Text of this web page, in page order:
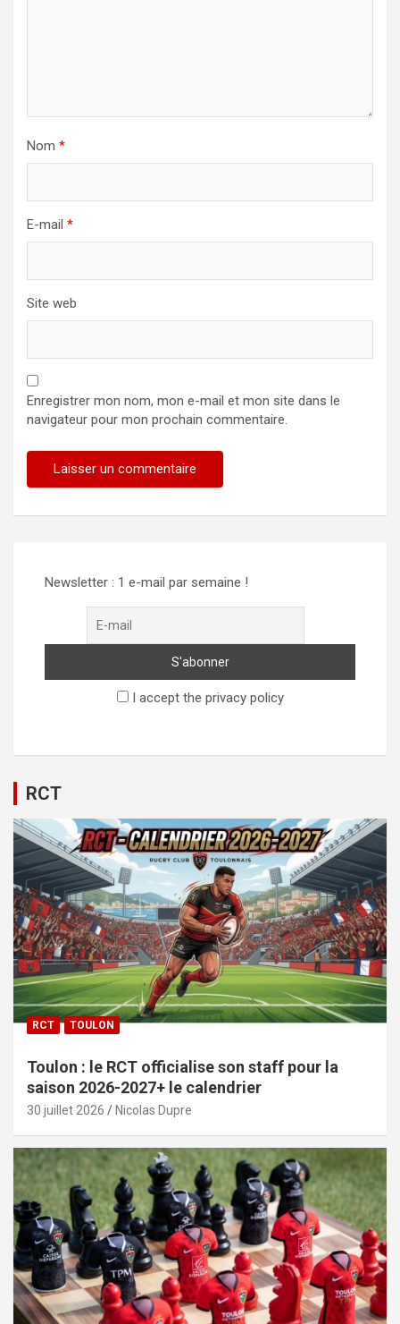
Nom *
E-mail *
Site web
Enregistrer mon nom, mon e-mail et mon site dans le
navigateur pour mon prochain commentaire.
Newsletter : 1 e-mail par semaine !
I accept the privacy policy
RCT
RCT TOULON
Toulon : le RCT officialise son staff pour la
saison 2026-2027+ le calendrier
30 juillet 2026 Nicolas Dupre